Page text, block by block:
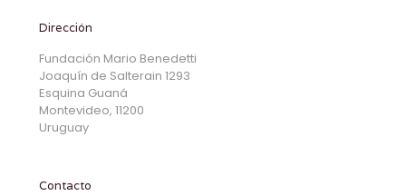
Dirección
Fundación Mario Benedetti
Joaquín de Salterain 1293
Esquina Guaná
Montevideo, 11200
Uruguay
Contacto